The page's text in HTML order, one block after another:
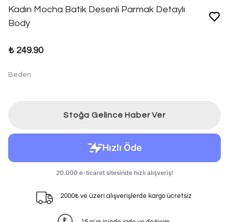
Kadın Mocha Batik Desenli Parmak Detaylı
Body
₺ 249.90
Beden
Stoğa Gelince Haber Ver
2000₺ ve üzeri alışverişlerde kargo ücretsiz